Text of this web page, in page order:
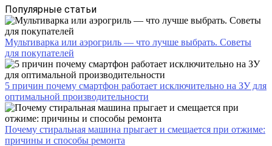
Популярные статьи
Мультиварка или аэрогриль — что лучше выбрать. Советы
для покупателей
5 причин почему смартфон работает исключительно на ЗУ для
оптимальной производительности
Почему стиральная машина прыгает и смещается при отжиме:
причины и способы ремонта